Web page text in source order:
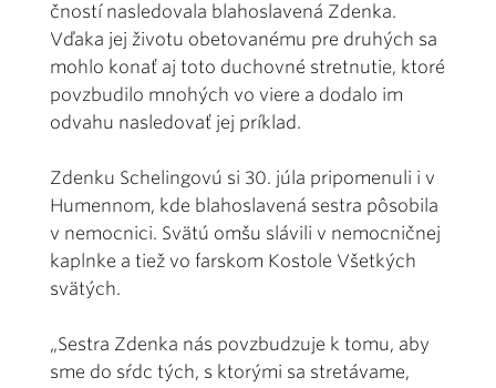
čností nasledovala blahoslavená Zdenka.
Vďaka jej životu obetovanému pre druhých sa
mohlo konať aj toto duchovné stretnutie, ktoré
povzbudilo mnohých vo viere a dodalo im
odvahu nasledovať jej príklad.
Zdenku Schelingovú si 30. júla pripomenuli i v
Humennom, kde blahoslavená sestra pôsobila
v nemocnici. Svätú omšu slávili v nemocničnej
kaplnke a tiež vo farskom Kostole Všetkých
svätých.
„Sestra Zdenka nás povzbudzuje k tomu, aby
sme do sŕdc tých, s ktorými sa stretávame,